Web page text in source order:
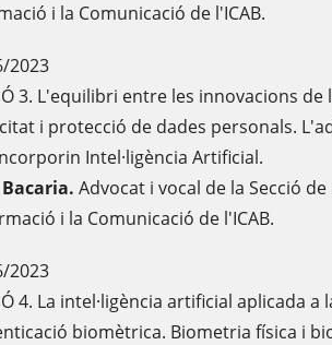
i la Comunicació de l'ICAB.
2023
3. L'equilibri entre les innovacions de
i protecció de dades personals.
Intel·ligència Artificial.
Advocat i vocal de la Secció
i la Comunicació de l'ICAB.
2023
4. La intel·ligència artificial aplicada
biomètrica. Biometria física i